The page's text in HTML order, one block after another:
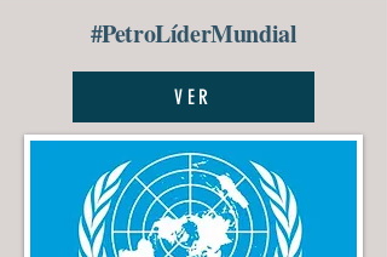
#PetroLíderMundial
VER